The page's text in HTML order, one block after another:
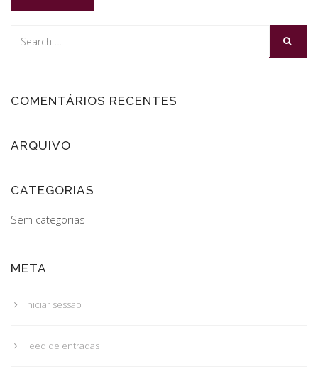
COMENTÁRIOS RECENTES
ARQUIVO
CATEGORIAS
Sem categorias
META
Iniciar sessão
Feed de entradas